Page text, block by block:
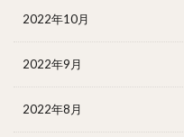
2022年10月
2022年9月
2022年8月